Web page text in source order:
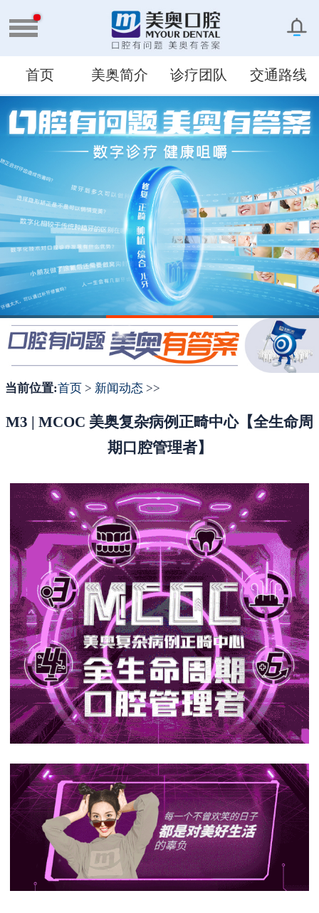
首页 美奥简介 诊疗团队 交通路线
1 2 3
当前位置:首页 > 新闻动态 >>
M3 | MCOC 美奥复杂病例正畸中心【全生命周
期口腔管理者】